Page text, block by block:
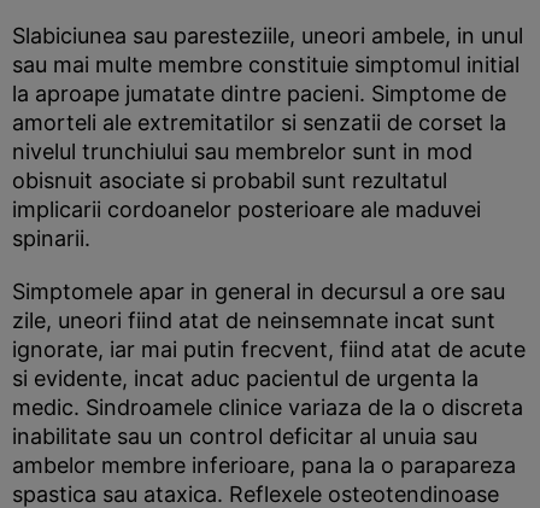
Slabiciunea sau paresteziile, uneori ambele, in unul
sau mai multe membre constituie simptomul initial
la aproape jumatate dintre pacieni. Simptome de
amorteli ale extremitatilor si senzatii de corset la
nivelul trunchiului sau membrelor sunt in mod
obisnuit asociate si probabil sunt rezultatul
implicarii cordoanelor posterioare ale maduvei
spinarii.
Simptomele apar in general in decursul a ore sau
zile, uneori fiind atat de neinsemnate incat sunt
ignorate, iar mai putin frecvent, fiind atat de acute
si evidente, incat aduc pacientul de urgenta la
medic. Sindroamele clinice variaza de la o discreta
inabilitate sau un control deficitar al unuia sau
ambelor membre inferioare, pana la o parapareza
spastica sau ataxica. Reflexele osteotendinoase